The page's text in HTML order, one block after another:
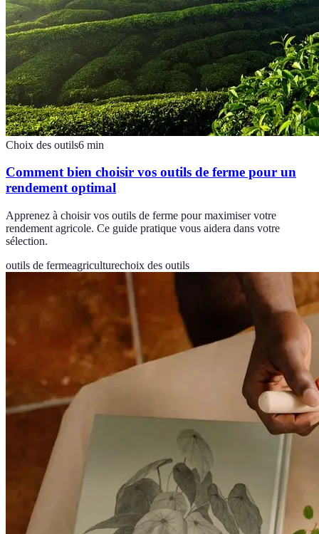
Choix des outils6 min
Comment bien choisir vos outils de ferme pour un
rendement optimal
Apprenez à choisir vos outils de ferme pour maximiser votre
rendement agricole. Ce guide pratique vous aidera dans votre
sélection.
outils de fermeagriculturechoix des outils